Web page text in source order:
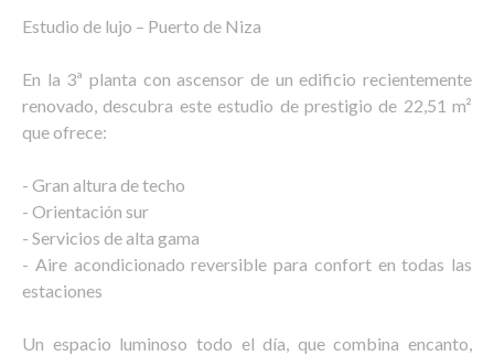
Estudio de lujo – Puerto de Niza
En la 3ª planta con ascensor de un edificio recientemente
renovado, descubra este estudio de prestigio de 22,51 m²
que ofrece:
- Gran altura de techo
- Orientación sur
- Servicios de alta gama
- Aire acondicionado reversible para confort en todas las
estaciones
Un espacio luminoso todo el día, que combina encanto,